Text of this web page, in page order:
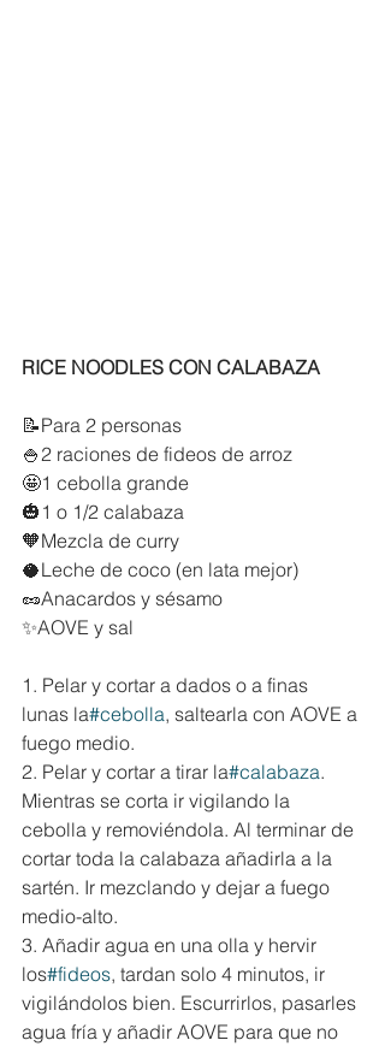
RICE NOODLES CON CALABAZA
📝Para 2 personas
🍚2 raciones de fideos de arroz
🤩1 cebolla grande
🎃1 o 1/2 calabaza
🧡Mezcla de curry
🥥Leche de coco (en lata mejor)
🥜Anacardos y sésamo
✨AOVE y sal
1. Pelar y cortar a dados o a finas
lunas la#cebolla, saltearla con AOVE a
fuego medio.
2. Pelar y cortar a tirar la#calabaza.
Mientras se corta ir vigilando la
cebolla y removiéndola. Al terminar de
cortar toda la calabaza añadirla a la
sartén. Ir mezclando y dejar a fuego
medio-alto.
3. Añadir agua en una olla y hervir
los#fideos, tardan solo 4 minutos, ir
vigilándolos bien. Escurrirlos, pasarles
agua fría y añadir AOVE para que no